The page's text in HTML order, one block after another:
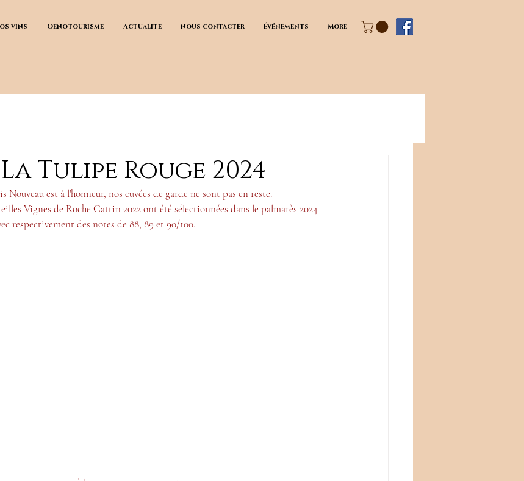
vins Oenotourisme Actualite nous contacter Événements More
Tulipe Rouge 2024
Nouveau est à l'honneur, nos cuvées de garde ne sont pas en reste.
Vignes de Roche Cattin 2022 ont été sélectionnées dans le palmarès 2024
respectivement des notes de 88, 89 et 90/100.